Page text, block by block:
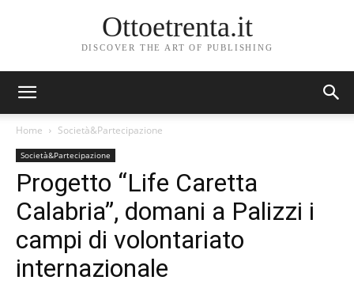
Ottoetrenta.it
DISCOVER THE ART OF PUBLISHING
Home Società&Partecipazione
Società&Partecipazione
Progetto “Life Caretta
Calabria”, domani a Palizzi i
campi di volontariato
internazionale